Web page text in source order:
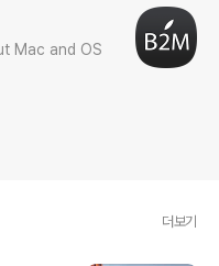
Mac and OS
더보기